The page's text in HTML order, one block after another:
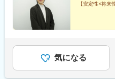
【安定性×将来
気になる